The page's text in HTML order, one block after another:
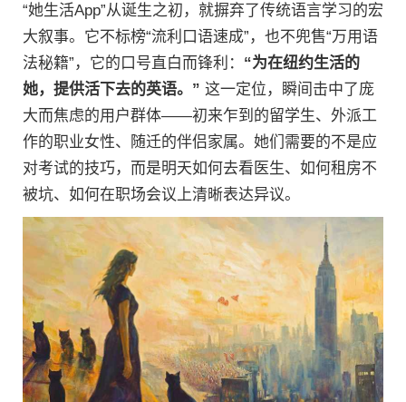
“她生活App”从诞生之初，就摒弃了传统语言学习的宏
大叙事。它不标榜“流利口语速成”，也不兜售“万用语
法秘籍”，它的口号直白而锋利： “为在纽约生活的
她，提供活下去的英语。” 这一定位，瞬间击中了庞
大而焦虑的用户群体——初来乍到的留学生、外派工
作的职业女性、随迁的伴侣家属。她们需要的不是应
对考试的技巧，而是明天如何去看医生、如何租房不
被坑、如何在职场会议上清晰表达异议。